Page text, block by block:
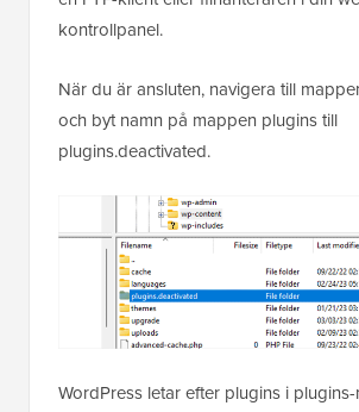
kontrollpanel.
När du är ansluten, navigera till
och byt namn på mappen plugins till
plugins.deactivated.
WordPress letar efter plugins i